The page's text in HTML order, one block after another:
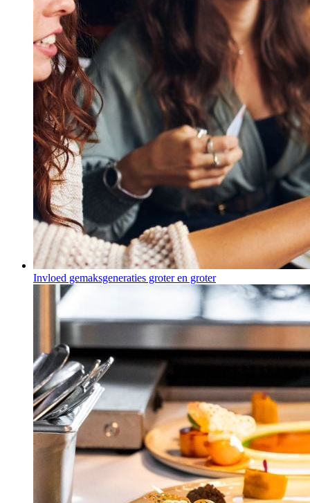
Invloed gemaksgeneraties groter en groter